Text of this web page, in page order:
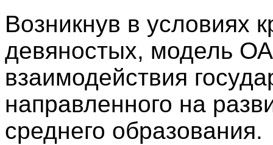
Возникнув в условиях
девяностых, модель
взаимодействия
направленного на
среднего образования.